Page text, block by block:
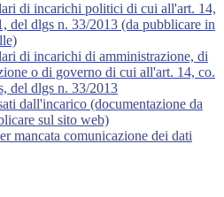
di incarichi politici di cui all'art. 14,
del dlgs n. 33/2013 (da pubblicare in
di incarichi di amministrazione, di
o di governo di cui all'art. 14, co.
del dlgs n. 33/2013
dall'incarico (documentazione da
sul sito web)
mancata comunicazione dei dati